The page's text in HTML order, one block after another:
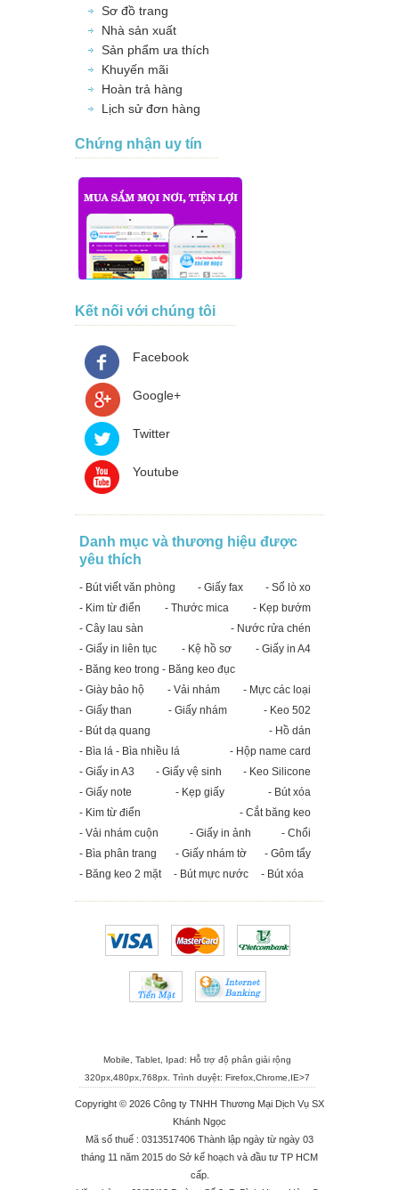
Sơ đồ trang
Nhà sản xuất
Sản phẩm ưa thích
Khuyến mãi
Hoàn trả hàng
Lịch sử đơn hàng
Chứng nhận uy tín
Kết nối với chúng tôi
Facebook
Google+
Twitter
Youtube
Danh mục và thương hiệu được
yêu thích
- Bút viết văn phòng - Giấy fax
- Sổ lò xo
- Kim từ điển
- Thước mica
- Kẹp bướm
- Cây lau sàn
- Nước rửa chén
- Giấy in liên tục
- Kệ hồ sơ
- Giấy in A4
- Băng keo trong - Băng keo đục
- Giày bảo hộ
- Vải nhám
- Mực các loại
- Giấy than
- Giấy nhám
- Keo 502
- Bút dạ quang
- Hồ dán
- Bìa lá - Bìa nhiều lá
- Hộp name card
- Giấy in A3
- Giấy vệ sinh
- Keo Silicone
- Giấy note
- Kẹp giấy
- Bút xóa
- Kim từ điển
- Cắt băng keo
- Vải nhám cuộn
- Giấy in ảnh
- Chổi
- Bìa phân trang
- Giấy nhám tờ
- Gôm tẩy
- Băng keo 2 mặt
- Bút mực nước - Bút xóa
Mobile, Tablet, Ipad: Hỗ trợ độ phân giải rộng
320px,480px,768px. Trình duyệt: Firefox,Chrome,IE>7
Copyright © 2026 Công ty TNHH Thương Mại Dịch Vụ SX
Khánh Ngọc
Mã số thuế : 0313517406 Thành lập ngày từ ngày 03
tháng 11 năm 2015 do Sở kế hoạch và đầu tư TP HCM
cấp.